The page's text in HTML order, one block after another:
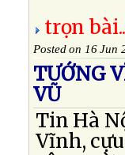
trọn
Posted on 16 Jun
TƯỚNG
VŨ
Tin Hà
Vĩnh,